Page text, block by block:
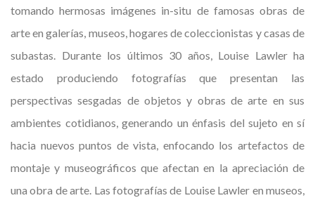
tomando hermosas imágenes in-situ de famosas obras de
arte en galerías, museos, hogares de coleccionistas y casas de
subastas. Durante los últimos 30 años, Louise Lawler ha
estado produciendo fotografías que presentan las
perspectivas sesgadas de objetos y obras de arte en sus
ambientes cotidianos, generando un énfasis del sujeto en sí
hacia nuevos puntos de vista, enfocando los artefactos de
montaje y museográficos que afectan en la apreciación de
una obra de arte. Las fotografías de Louise Lawler en museos,